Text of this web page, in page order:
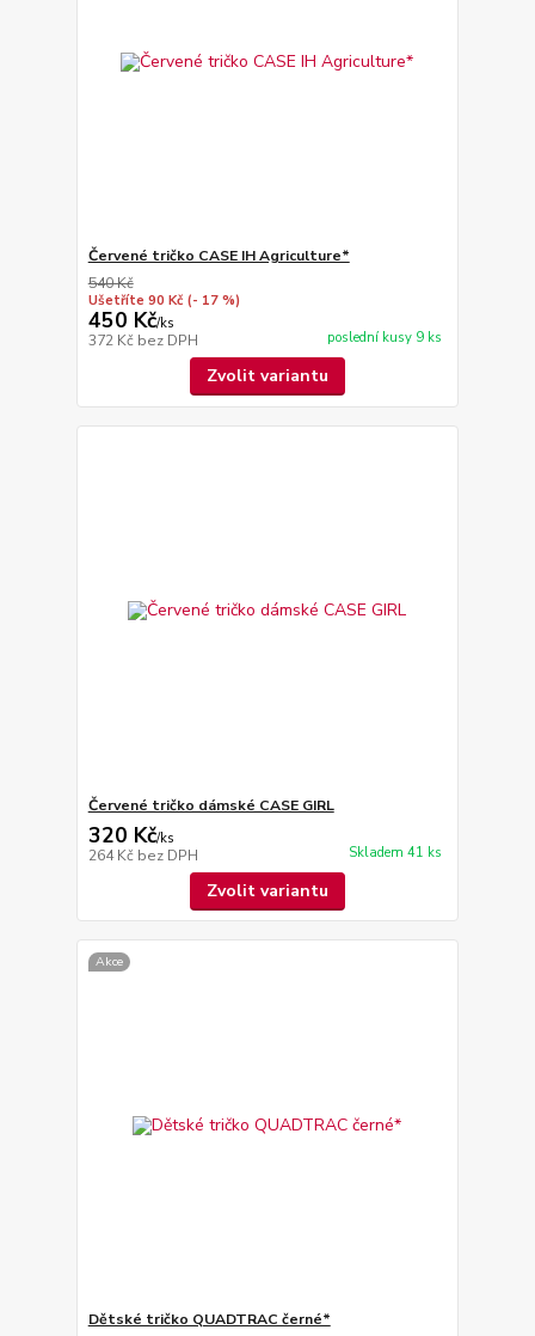
Červené tričko CASE IH Agriculture*
540 Kč
Ušetříte 90 Kč (- 17 %)
450 Kč/ks
372 Kč bez DPH poslední kusy 9 ks
Zvolit variantu
Červené tričko dámské CASE GIRL
320 Kč/ks
264 Kč bez DPH Skladem 41 ks
Zvolit variantu
Akce
Dětské tričko QUADTRAC černé*